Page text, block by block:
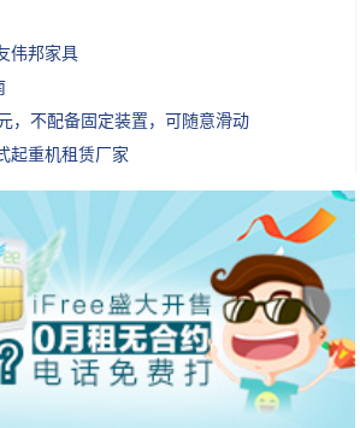
伟邦家具
，不配备固定装置，可随意滑动
起重机租赁厂家